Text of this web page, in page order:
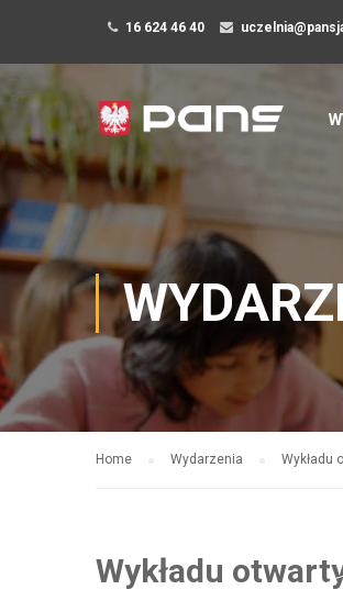
16 624 46 40
Home Wydarzenia Wykładu
Wykładu